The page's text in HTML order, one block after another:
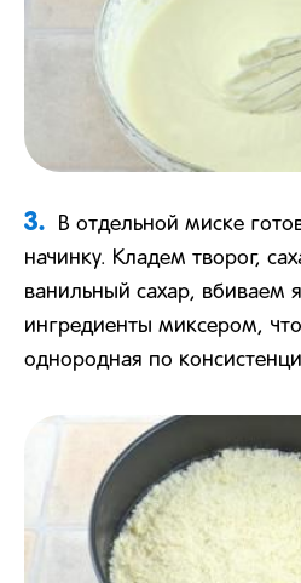
3.
В отдельной миске
начинку. Кладем творог,
ванильный сахар, вбиваем
ингредиенты миксером,
однородная по